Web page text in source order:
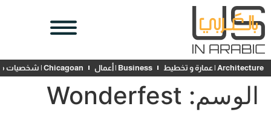
Architecture | عمارة و تخطيط Business | أعمال Chicagoan | شخصيات محلية
الوسم: Wonderfest